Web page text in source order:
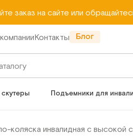
заказ на сайте или
Контакты Блог
Подъемники для
коляска инвалидная с высокой